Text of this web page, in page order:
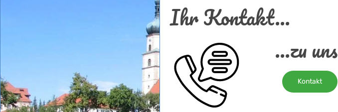
Ihr Kontakt...
...zu uns
Kontakt